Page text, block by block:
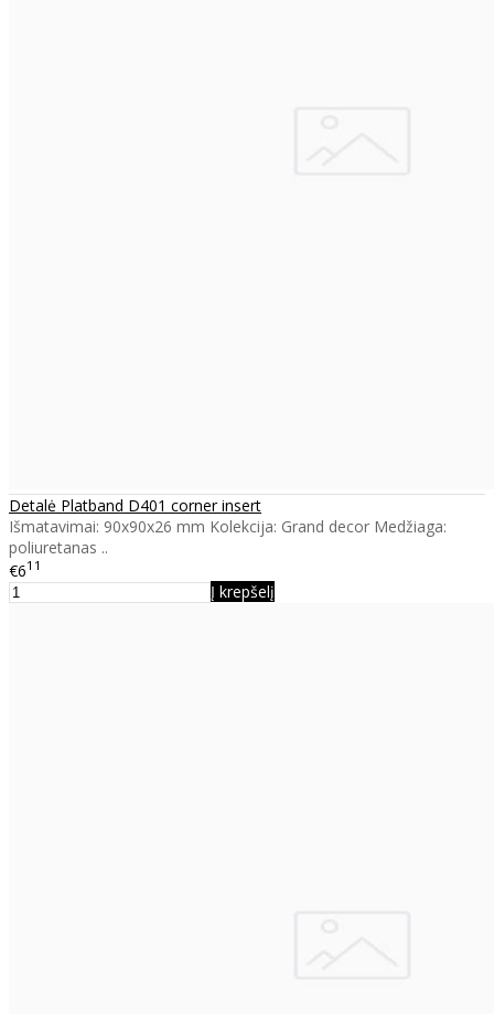
Detalė Platband D401 corner insert
Išmatavimai: 90x90x26 mm Kolekcija: Grand decor Medžiaga:
poliuretanas ..
€611
Į krepšelį